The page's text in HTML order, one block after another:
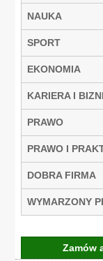
NAUKA
SPORT
EKONOMIA
KARIERA I
PRAWO
PRAWO I
DOBRA FIRMA
WYMARZONY
Zamów